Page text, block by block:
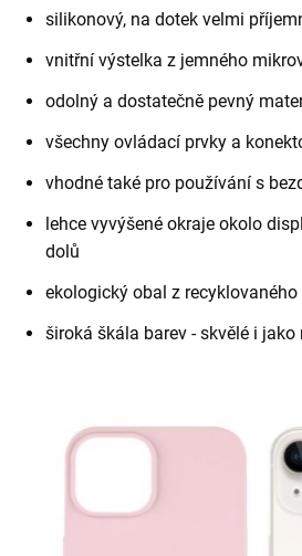
silikonový, na dotek velmi
vnitřní výstelka z jemného
odolný a dostatečně pevný
všechny ovládací prvky a
vhodné také pro používání s
lehce vyvýšené okraje okolo
dolů
ekologický obal z recyklovaného
široká škála barev - skvělé i